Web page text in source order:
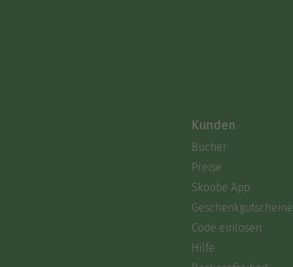
Kunden
Bücher
Preise
Skoobe App
Geschenkgutscheine
Code einlösen
Hilfe